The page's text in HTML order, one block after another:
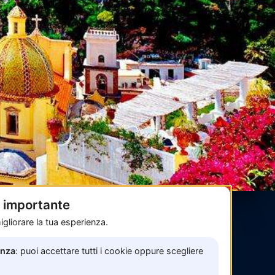
Pagamenti sicuri con
importante
la tua esperienza.
: puoi accettare tutti i cookie oppure scegliere